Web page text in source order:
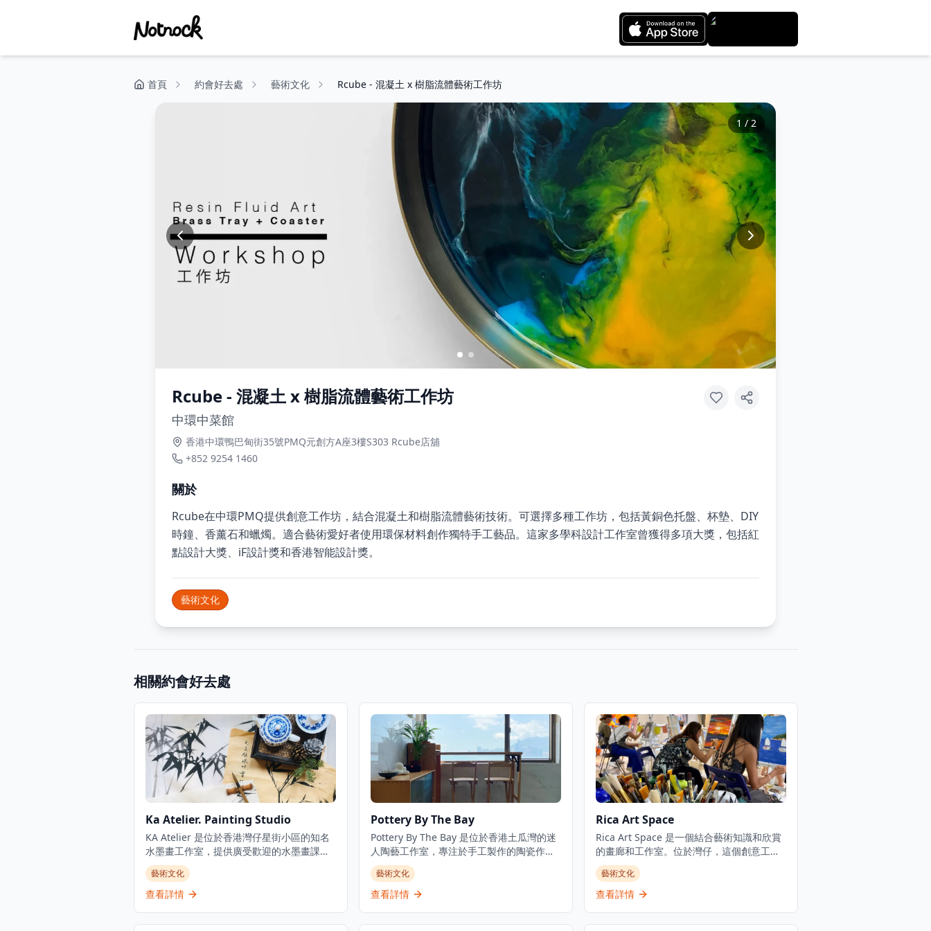
首頁 約會好去處 藝術文化 Rcube - 混凝土 x 樹脂流體藝術工作坊
1 /2
Rcube - 混凝土 x 樹脂流體藝術工作坊
中環中菜館
香港中環鴨巴甸街35號PMQ元創方A座3樓S303 Rcube店舖
+852 9254 1460
關於
Rcube在中環PMQ提供創意工作坊，結合混凝土和樹脂流體藝術技術。可選擇多種工作坊，包括黃銅色托盤、杯墊、DIY
時鐘、香薰石和蠟燭。適合藝術愛好者使用環保材料創作獨特手工藝品。這家多學科設計工作室曾獲得多項大獎，包括紅
點設計大獎、iF設計獎和香港智能設計獎。
藝術文化
相關約會好去處
Ka Atelier. Painting Studio
KA Atelier 是位於香港灣仔星街小區的知名
水墨畫工作室，提供廣受歡迎的水墨畫課程
和獨特的創意工作坊。工作室真正融合東西
方藝術精髓，吸引了來自世界各地的學生和
藝術愛好者。無論是初學者還是進階學員，
藝術文化
查看詳情
Pottery By The Bay
Pottery By The Bay 是位於香港土瓜灣的迷
人陶藝工作室，專注於手工製作的陶瓷作
品，展現出受海岸主題啟發的獨特設計。這
家工作室提供各種陶藝產品，包括餐具、裝
飾品和定制訂單，所有作品均採用傳統技術
藝術文化
查看詳情
Rica Art Space
Rica Art Space 是一個結合藝術知識和欣賞
的畫廊和工作室。位於灣仔，這個創意工作
坊和畫廊提供壓克力藝術即興創作工作坊，
沒有主題和時間限制，歡迎成人和兒童參與,
並提供專家指導。這個空間既是藝術即興創
藝術文化
查看詳情